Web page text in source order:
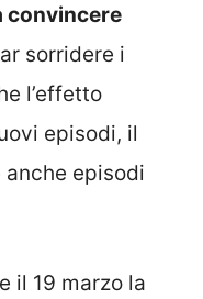
convincere
sorridere i
l’effetto
episodi, il
episodi
il 19 marzo la